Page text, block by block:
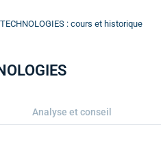
: cours et historique
Analyse et conseil